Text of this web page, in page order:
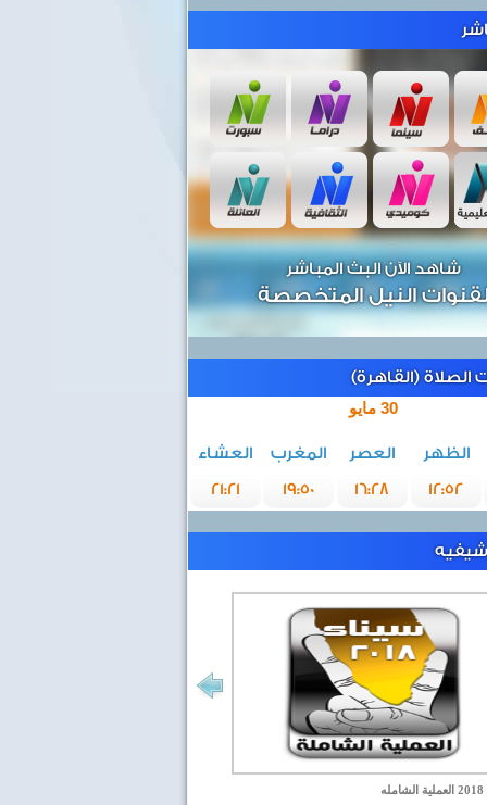
شاهد الآن البث المباشر
النيل المتخصصة
الصلاة (القاهرة)
30 مايو
الظهر العصر المغرب
العشاء
12:52
16:28
19:50
21:21